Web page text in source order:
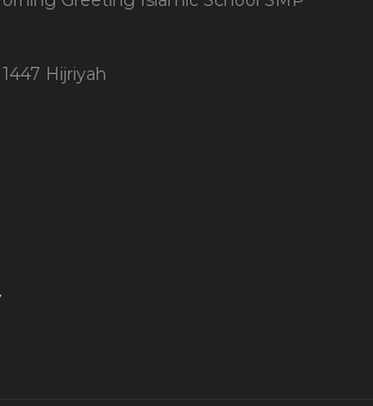
Hijriyah